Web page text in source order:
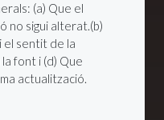
(a) Que el
no sigui alterat.(b)
el sentit de la
font i (d) Que
actualització.
de galetes